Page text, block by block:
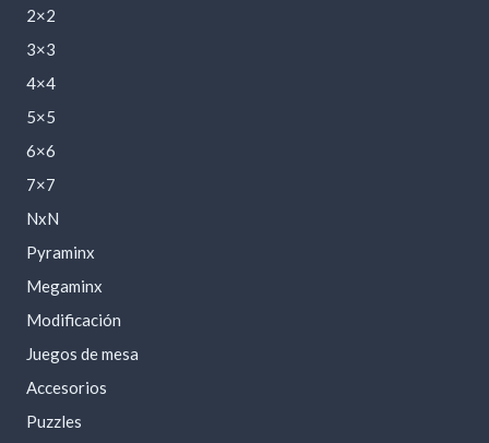
2×2
3×3
4×4
5×5
6×6
7×7
NxN
Pyraminx
Megaminx
Modificación
Juegos de mesa
Accesorios
Puzzles